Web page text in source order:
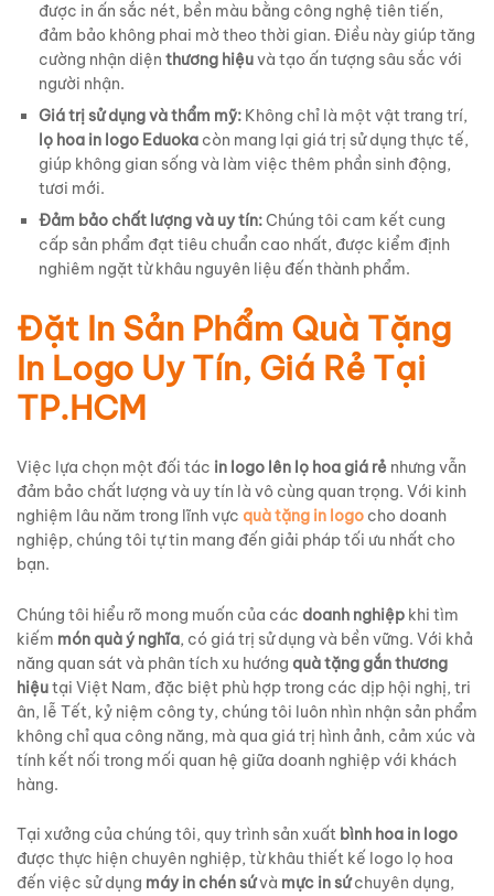
được in ấn sắc nét, bền màu bằng công nghệ tiên tiến,
đảm bảo không phai mờ theo thời gian. Điều này giúp tăng
cường nhận diện thương hiệuvà tạo ấn tượng sâu sắc với
người nhận.
Giá trị sử dụng và thẩm mỹ: Không chỉ là một vật trang trí,
lọ hoa in logo Eduoka còn mang lại giá trị sử dụng thực tế,
giúp không gian sống và làm việc thêm phần sinh động,
tươi mới.
Đảm bảo chất lượng và uy tín:Chúng tôi cam kết cung
cấp sản phẩm đạt tiêu chuẩn cao nhất, được kiểm định
nghiêm ngặt từ khâu nguyên liệu đến thành phẩm.
Đặt In Sản Phẩm Quà Tặng
In Logo Uy Tín, Giá Rẻ Tại
TP.HCM
Việc lựa chọn một đối tác in logo lên lọ hoa giá rẻ nhưng vẫn
đảm bảo chất lượng và uy tín là vô cùng quan trọng. Với kinh
nghiệm lâu năm trong lĩnh vực quà tặng in logo cho doanh
nghiệp, chúng tôi tự tin mang đến giải pháp tối ưu nhất cho
bạn.
Chúng tôi hiểu rõ mong muốn của các doanh nghiệp khi tìm
kiếm món quà ý nghĩa, có giá trị sử dụng và bền vững. Với khả
năng quan sát và phân tích xu hướng quà tặng gắn thương
hiệutại Việt Nam, đặc biệt phù hợp trong các dịp hội nghị, tri
ân, lễ Tết, kỷ niệm công ty, chúng tôi luôn nhìn nhận sản phẩm
không chỉ qua công năng, mà qua giá trị hình ảnh, cảm xúc và
tính kết nối trong mối quan hệ giữa doanh nghiệp với khách
hàng.
Tại xưởng của chúng tôi, quy trình sản xuất bình hoa in logo
được thực hiện chuyên nghiệp, từ khâu thiết kế logo lọ hoa
đến việc sử dụng máy in chén sứvà mực in sứchuyên dụng,